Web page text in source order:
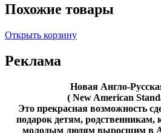
Похожие товары
Открыть корзину
Реклама
Новая Англо-
( New American
Это прекрасная возможность
подарок детям,
молодым людям выросшим в